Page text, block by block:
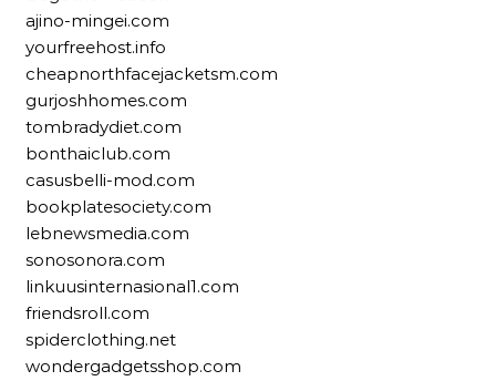
ajino-mingei.com
yourfreehost.info
cheapnorthfacejacketsm.com
gurjoshhomes.com
tombradydiet.com
bonthaiclub.com
casusbelli-mod.com
bookplatesociety.com
lebnewsmedia.com
sonosonora.com
linkuusinternasional1.com
friendsroll.com
spiderclothing.net
wondergadgetsshop.com